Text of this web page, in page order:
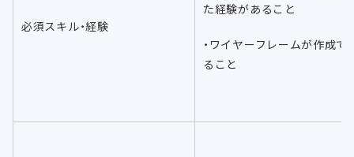
必須スキル・経験
た経験があること
・ワイヤーフレームが作成で
ること